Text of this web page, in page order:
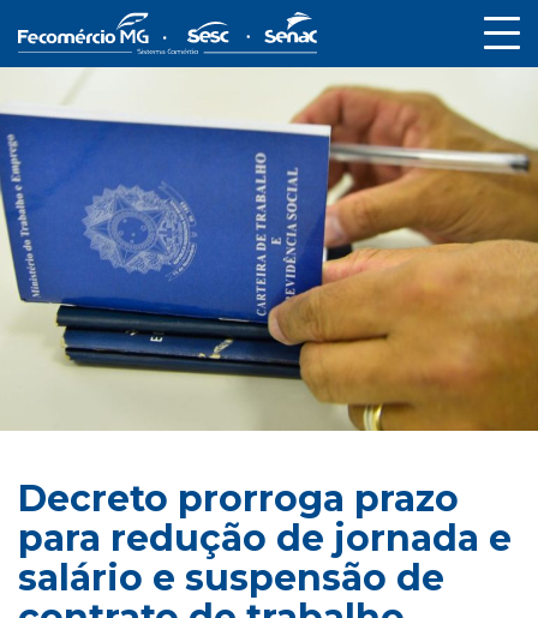
Decreto prorroga prazo
para redução de jornada e
salário e suspensão de